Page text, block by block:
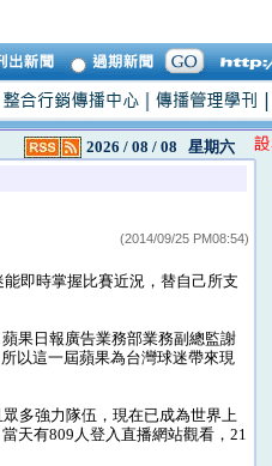
2026 / 08 / 08 星期六
(2014/09/25 PM08:54)
即時掌握比賽近況，替自己所支
果日報廣告業務部業務副總監謝
以這一屆蘋果為台灣球迷帶來現
多強力隊伍，現在已成為世界上
天有809人登入直播網站觀看，21